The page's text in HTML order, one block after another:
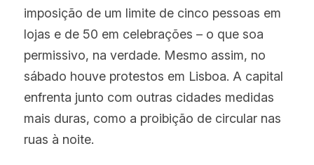
imposição de um limite de cinco pessoas em
lojas e de 50 em celebrações – o que soa
permissivo, na verdade. Mesmo assim, no
sábado houve protestos em Lisboa. A capital
enfrenta junto com outras cidades medidas
mais duras, como a proibição de circular nas
ruas à noite.